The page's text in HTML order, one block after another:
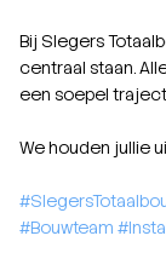
Bij Slegers
centraal staan.
een soepel
We houden jullie
#Bouwteam